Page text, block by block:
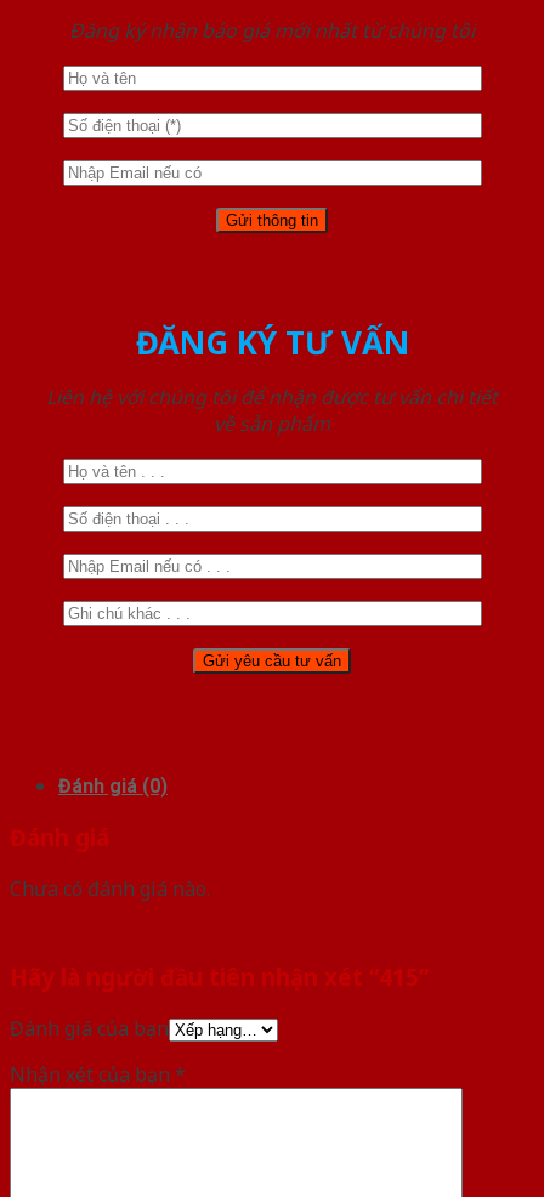
Đăng ký nhận báo giá mới nhất từ chúng tôi
ĐĂNG KÝ TƯ VẤN
Liên hệ với chúng tôi để nhận được tư vấn chi tiết
về sản phẩm
Đánh giá (0)
Đánh giá
Chưa có đánh giá nào.
Hãy là người đầu tiên nhận xét “415”
Đánh giá của bạn
Nhận xét của bạn *